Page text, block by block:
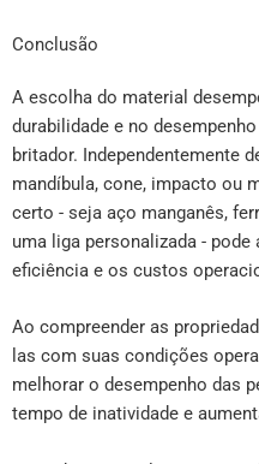
Conclusão
A escolha do material
durabilidade e no
britador. Independentemente
mandíbula, cone, impacto ou
certo - seja aço manganês,
uma liga personalizada -
eficiência e os custos
Ao compreender as
las com suas condições
melhorar o desempenho das
tempo de inatividade e